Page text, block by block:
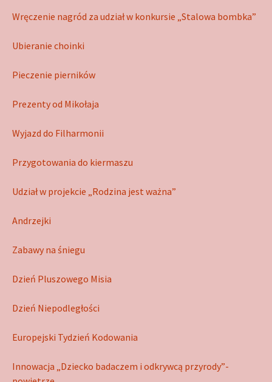
Wręczenie nagród za udział w konkursie „Stalowa bombka”
Ubieranie choinki
Pieczenie pierników
Prezenty od Mikołaja
Wyjazd do Filharmonii
Przygotowania do kiermaszu
Udział w projekcie „Rodzina jest ważna”
Andrzejki
Zabawy na śniegu
Dzień Pluszowego Misia
Dzień Niepodległości
Europejski Tydzień Kodowania
Innowacja „Dziecko badaczem i odkrywcą przyrody”-